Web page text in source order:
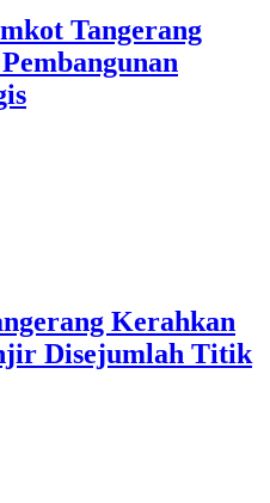
Tangerang
Kerahkan
Disejumlah Titik